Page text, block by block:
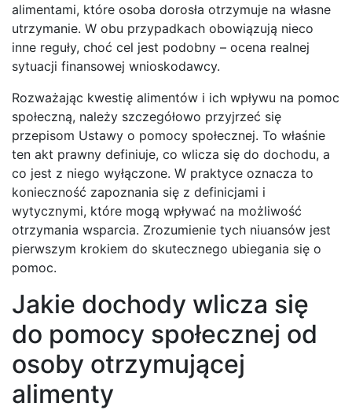
alimentami, które osoba dorosła otrzymuje na własne
utrzymanie. W obu przypadkach obowiązują nieco
inne reguły, choć cel jest podobny – ocena realnej
sytuacji finansowej wnioskodawcy.
Rozważając kwestię alimentów i ich wpływu na pomoc
społeczną, należy szczegółowo przyjrzeć się
przepisom Ustawy o pomocy społecznej. To właśnie
ten akt prawny definiuje, co wlicza się do dochodu, a
co jest z niego wyłączone. W praktyce oznacza to
konieczność zapoznania się z definicjami i
wytycznymi, które mogą wpływać na możliwość
otrzymania wsparcia. Zrozumienie tych niuansów jest
pierwszym krokiem do skutecznego ubiegania się o
pomoc.
Jakie dochody wlicza się
do pomocy społecznej od
osoby otrzymującej
alimenty